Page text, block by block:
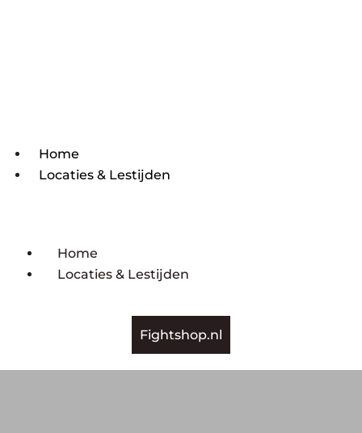
Home
Locaties & Lestijden
Home
Locaties & Lestijden
Fightshop.nl